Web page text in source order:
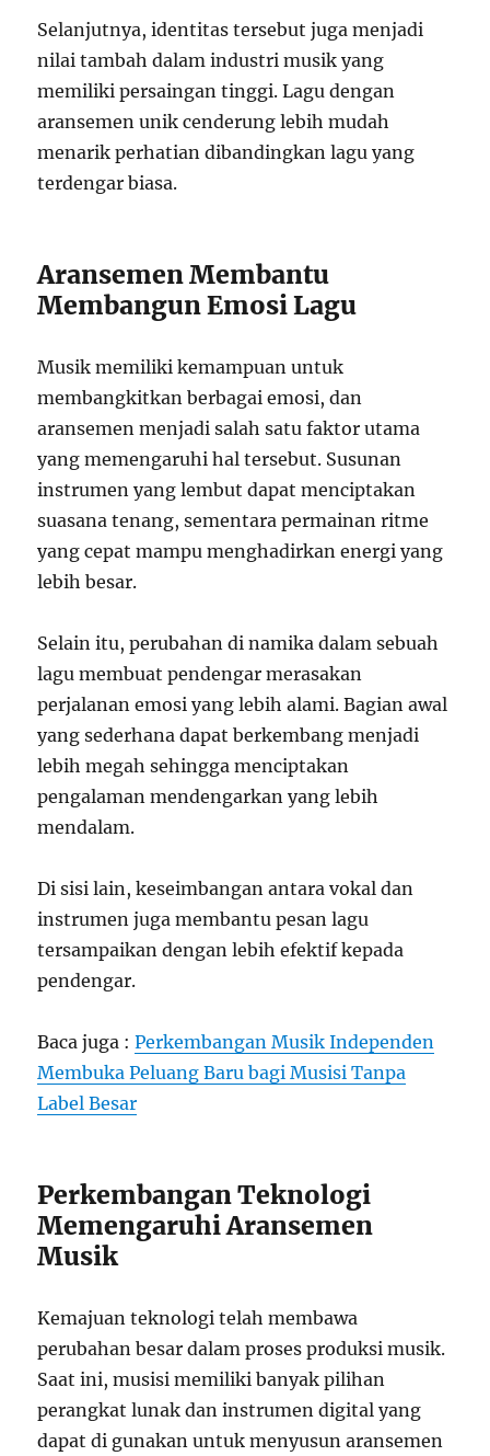
Selanjutnya, identitas tersebut juga menjadi
nilai tambah dalam industri musik yang
memiliki persaingan tinggi. Lagu dengan
aransemen unik cenderung lebih mudah
menarik perhatian dibandingkan lagu yang
terdengar biasa.
Aransemen Membantu
Membangun Emosi Lagu
Musik memiliki kemampuan untuk
membangkitkan berbagai emosi, dan
aransemen menjadi salah satu faktor utama
yang memengaruhi hal tersebut. Susunan
instrumen yang lembut dapat menciptakan
suasana tenang, sementara permainan ritme
yang cepat mampu menghadirkan energi yang
lebih besar.
Selain itu, perubahan di namika dalam sebuah
lagu membuat pendengar merasakan
perjalanan emosi yang lebih alami. Bagian awal
yang sederhana dapat berkembang menjadi
lebih megah sehingga menciptakan
pengalaman mendengarkan yang lebih
mendalam.
Di sisi lain, keseimbangan antara vokal dan
instrumen juga membantu pesan lagu
tersampaikan dengan lebih efektif kepada
pendengar.
Baca juga :Perkembangan Musik Independen
Membuka Peluang Baru bagi Musisi Tanpa
Label Besar
Perkembangan Teknologi
Memengaruhi Aransemen
Musik
Kemajuan teknologi telah membawa
perubahan besar dalam proses produksi musik.
Saat ini, musisi memiliki banyak pilihan
perangkat lunak dan instrumen digital yang
dapat di gunakan untuk menyusun aransemen